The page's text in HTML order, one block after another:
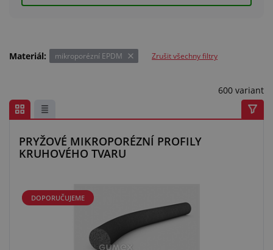
Materiál: mikroporézní EPDM Zrušit všechny filtry
600 variant
PRYŽOVÉ MIKROPORÉZNÍ PROFILY
KRUHOVÉHO TVARU
DOPORUČUJEME